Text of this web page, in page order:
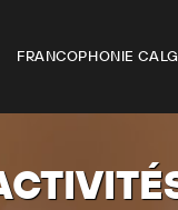
FRANCOPHONIE